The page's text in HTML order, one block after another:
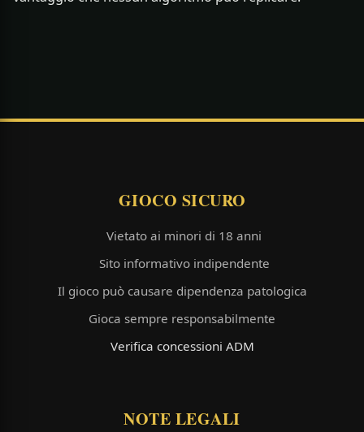
GIOCO SICURO
Vietato ai minori di 18 anni
Sito informativo indipendente
Il gioco può causare dipendenza patologica
Gioca sempre responsabilmente
Verifica concessioni ADM
NOTE LEGALI